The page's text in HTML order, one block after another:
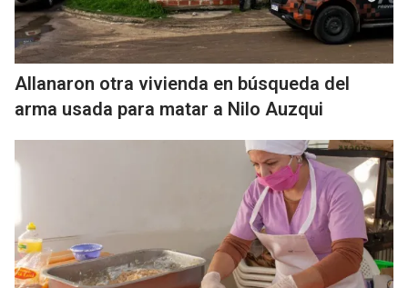
Allanaron otra vivienda en búsqueda del
arma usada para matar a Nilo Auzqui